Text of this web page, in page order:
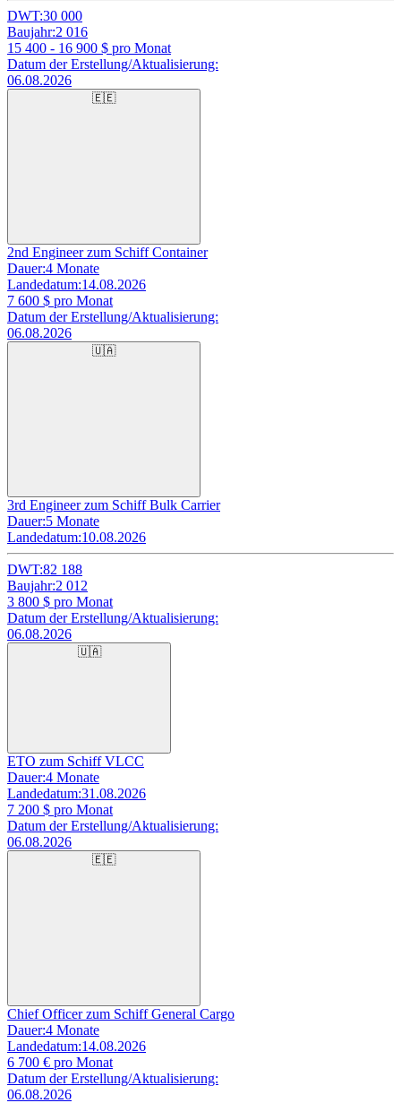
DWT:30 000
Baujahr:2 016
15 400 - 16 900 $ pro Monat
Datum der Erstellung/Aktualisierung:
06.08.2026
🇪🇪
2nd Engineer zum Schiff Container
Dauer:4 Monate
Landedatum:14.08.2026
7 600 $ pro Monat
Datum der Erstellung/Aktualisierung:
06.08.2026
🇺🇦
3rd Engineer zum Schiff Bulk Carrier
Dauer:5 Monate
Landedatum:10.08.2026
DWT:82 188
Baujahr:2 012
3 800 $ pro Monat
Datum der Erstellung/Aktualisierung:
06.08.2026
🇺🇦
ETO zum Schiff VLCC
Dauer:4 Monate
Landedatum:31.08.2026
7 200 $ pro Monat
Datum der Erstellung/Aktualisierung:
06.08.2026
🇪🇪
Chief Officer zum Schiff General Cargo
Dauer:4 Monate
Landedatum:14.08.2026
6 700 € pro Monat
Datum der Erstellung/Aktualisierung:
06.08.2026